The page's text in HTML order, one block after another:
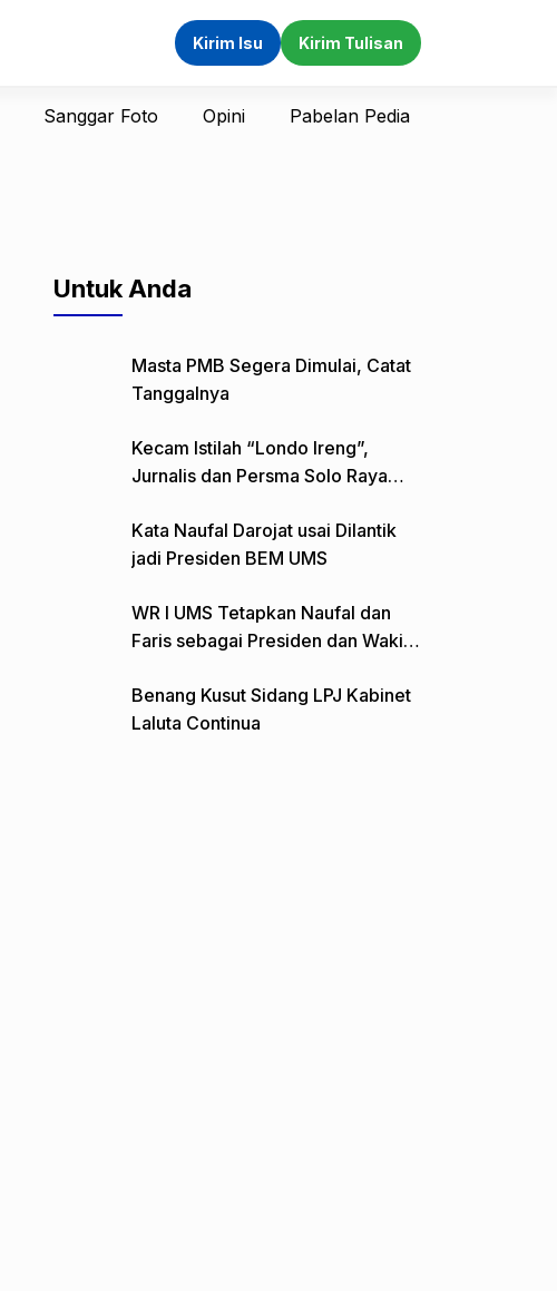
Kirim Isu Kirim Tulisan
Sanggar Foto Opini Pabelan Pedia
Untuk Anda
Masta PMB Segera Dimulai, Catat
Tanggalnya
Kecam Istilah “Londo Ireng”,
Jurnalis dan Persma Solo Raya
Kata Naufal Darojat usai Dilantik
jadi Presiden BEM UMS
WR I UMS Tetapkan Naufal dan
Faris sebagai Presiden dan Wakil
Benang Kusut Sidang LPJ Kabinet
Laluta Continua